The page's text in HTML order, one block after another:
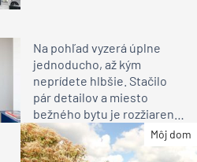
Na pohľad vyzerá úplne
jednoducho, až kým
neprídete hlbšie. Stačilo
pár detailov a miesto
bežného bytu je rozžiarené
bývanie pre rodinu
Môj dom